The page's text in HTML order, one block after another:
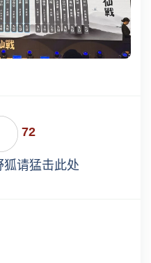
72
狐请猛击此处